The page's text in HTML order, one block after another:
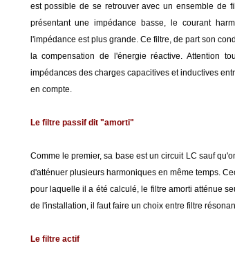
est possible de se retrouver avec un ensemble de
présentant une impédance basse, le courant
l'impédance est plus grande. Ce filtre, de part son
la compensation de l'énergie réactive. Attention
impédances des charges capacitives et inductives
en compte.
Le filtre passif dit "amorti"
Comme le premier, sa base est un circuit LC sauf
d'atténuer plusieurs harmoniques en même temps.
pour laquelle il a été calculé, le filtre amorti atténue
de l'installation, il faut faire un choix entre filtre
Le filtre actif